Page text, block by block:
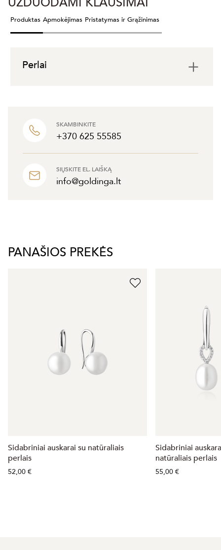
SKAMBINKITE
+370 625 55585
SIŲSKITE EL. LAIŠKĄ
info@goldinga.lt
Produktas Apmokėjimas Pristatymas ir Grąžinimas
Perlai
PANAŠIOS PREKĖS
Sidabriniai auskarai su natūraliais
perlais
52,00 €
Sidabriniai
natūraliais perlais
55,00 €